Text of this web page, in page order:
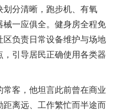
分清晰，跑步机、有氧
一应俱全。健身房全程免
负责日常设备维护与场地
引导居民正确使用各类器
客，他坦言此前曾在商业
离远、工作繁忙而半途而